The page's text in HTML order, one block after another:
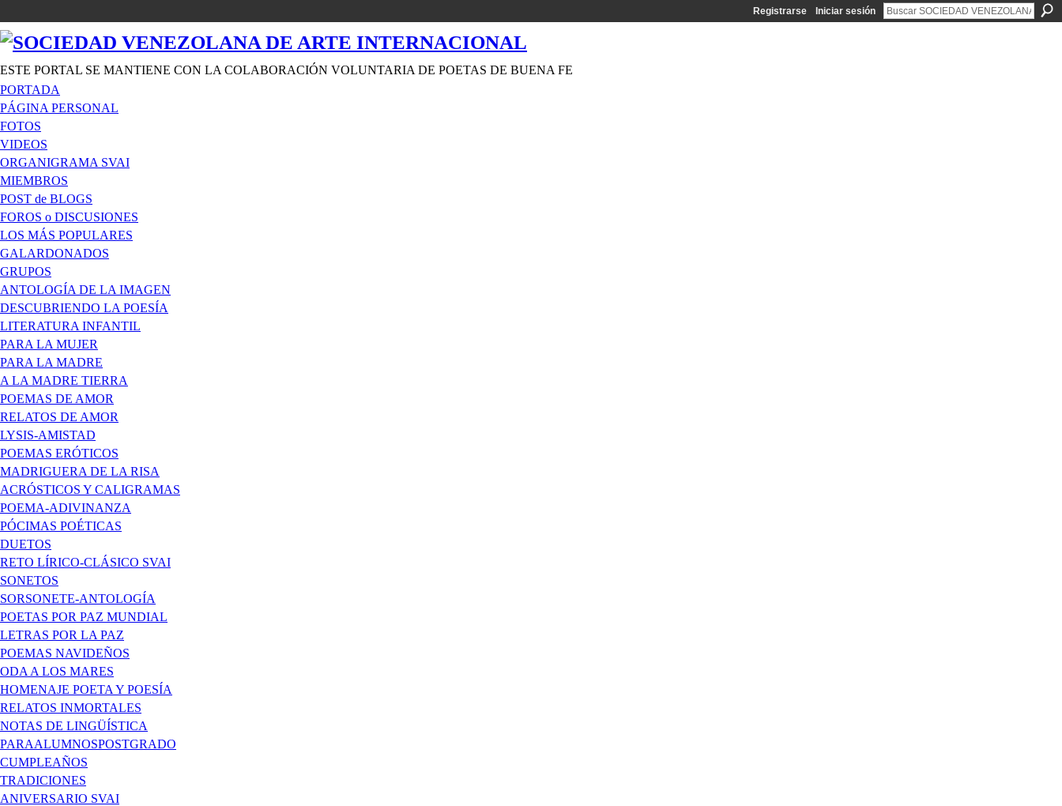
Registrarse Iniciar sesión
ESTE PORTAL SE MANTIENE CON LA COLABORACIÓN VOLUNTARIA DE POETAS DE BUENA FE
PORTADA
PÁGINA PERSONAL
FOTOS
VIDEOS
ORGANIGRAMA SVAI
MIEMBROS
POST de BLOGS
FOROS o DISCUSIONES
LOS MÁS POPULARES
GALARDONADOS
GRUPOS
ANTOLOGÍA DE LA IMAGEN
DESCUBRIENDO LA POESÍA
LITERATURA INFANTIL
PARA LA MUJER
PARA LA MADRE
A LA MADRE TIERRA
POEMAS DE AMOR
RELATOS DE AMOR
LYSIS-AMISTAD
POEMAS ERÓTICOS
MADRIGUERA DE LA RISA
ACRÓSTICOS Y CALIGRAMAS
POEMA-ADIVINANZA
PÓCIMAS POÉTICAS
DUETOS
RETO LÍRICO-CLÁSICO SVAI
SONETOS
SORSONETE-ANTOLOGÍA
POETAS POR PAZ MUNDIAL
LETRAS POR LA PAZ
POEMAS NAVIDEÑOS
ODA A LOS MARES
HOMENAJE POETA Y POESÍA
RELATOS INMORTALES
NOTAS DE LINGÜÍSTICA
PARAALUMNOSPOSTGRADO
CUMPLEAÑOS
TRADICIONES
ANIVERSARIO SVAI